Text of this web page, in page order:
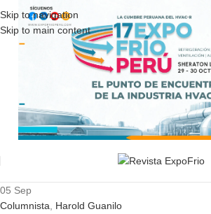
Skip to navigation
Skip to main content
05 Sep
Columnista
Harold Guanilo